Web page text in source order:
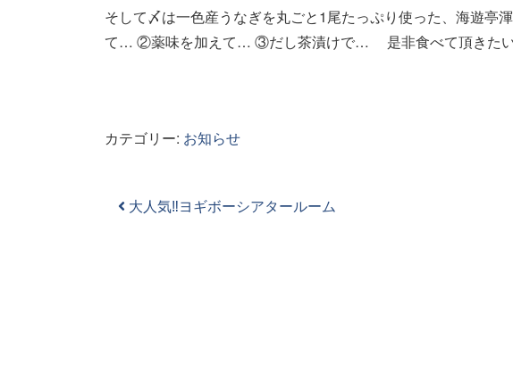
そして〆は一色産うなぎを丸ごと1尾たっぷり使った、海遊
て… ②薬味を加えて… ③だし茶漬けで… 是非食べて頂きたい
カテゴリー: お知らせ
投稿ナビゲーション
大人気‼ヨギボーシアタールーム